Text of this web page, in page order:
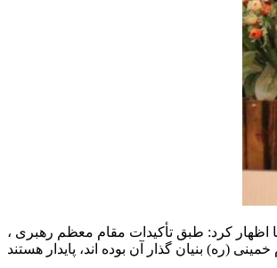
اظهار کرد: طبق تأکیدات مقام معظم رهبری ،
(ره) بنیان گذار آن بوده اند